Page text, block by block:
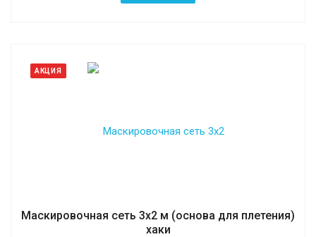
АКЦИЯ
Маскировочная сеть 3х2 м (основа для плетения)
хаки